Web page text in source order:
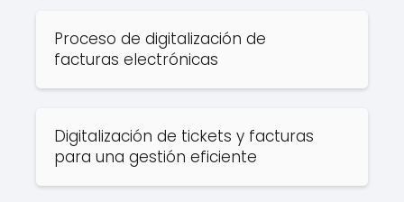
Proceso de digitalización de
facturas electrónicas
Digitalización de tickets y facturas
para una gestión eficiente